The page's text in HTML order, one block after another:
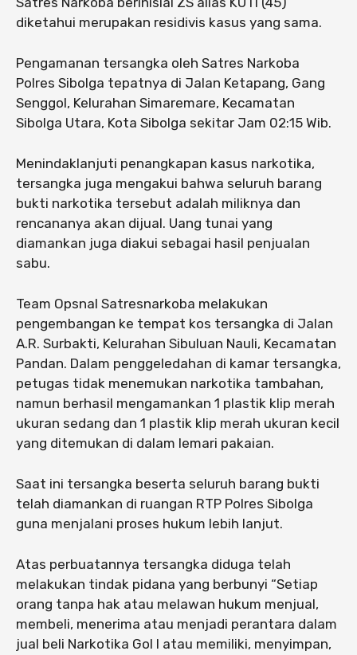
diketahui merupakan residivis kasus yang sama.
Pengamanan tersangka oleh Satres Narkoba
Polres Sibolga tepatnya di Jalan Ketapang, Gang
Senggol, Kelurahan Simaremare, Kecamatan
Sibolga Utara, Kota Sibolga sekitar Jam 02:15 Wib.
Menindaklanjuti penangkapan kasus narkotika,
tersangka juga mengakui bahwa seluruh barang
bukti narkotika tersebut adalah miliknya dan
rencananya akan dijual. Uang tunai yang
diamankan juga diakui sebagai hasil penjualan
sabu.
Team Opsnal Satresnarkoba melakukan
pengembangan ke tempat kos tersangka di Jalan
A.R. Surbakti, Kelurahan Sibuluan Nauli, Kecamatan
Pandan. Dalam penggeledahan di kamar tersangka,
petugas tidak menemukan narkotika tambahan,
namun berhasil mengamankan 1 plastik klip merah
ukuran sedang dan 1 plastik klip merah ukuran kecil
yang ditemukan di dalam lemari pakaian.
Saat ini tersangka beserta seluruh barang bukti
telah diamankan di ruangan RTP Polres Sibolga
guna menjalani proses hukum lebih lanjut.
Atas perbuatannya tersangka diduga telah
melakukan tindak pidana yang berbunyi “Setiap
orang tanpa hak atau melawan hukum menjual,
membeli, menerima atau menjadi perantara dalam
jual beli Narkotika Gol I atau memiliki, menyimpan,